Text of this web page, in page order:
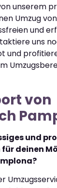
unserem
Umzug
und
uns
und
von
und
deinen